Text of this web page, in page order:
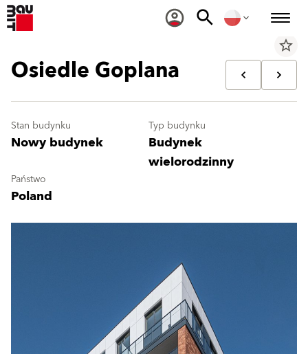
star_border
Osiedle Goplana
Stan budynku
Nowy budynek
Typ budynku
Budynek
wielorodzinny
Państwo
Poland